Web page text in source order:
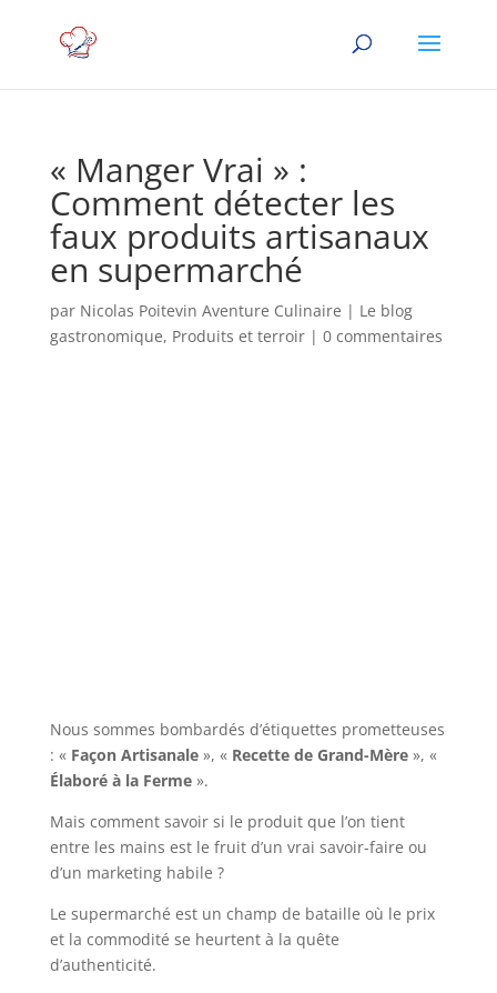
« Manger Vrai » :
Comment détecter les
faux produits artisanaux
en supermarché
par Nicolas Poitevin Aventure Culinaire | Le blog
gastronomique, Produits et terroir| 0 commentaires
Nous sommes bombardés d’étiquettes prometteuses
: « Façon Artisanale», « Recette de Grand-Mère», «
Élaboré à la Ferme».
Mais comment savoir si le produit que l’on tient
entre les mains est le fruit d’un vrai savoir-faire ou
d’un marketing habile ?
Le supermarché est un champ de bataille où le prix
et la commodité se heurtent à la quête
d’authenticité.